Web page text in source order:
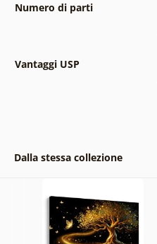
Numero di parti
Vantaggi USP
Dalla stessa collezione